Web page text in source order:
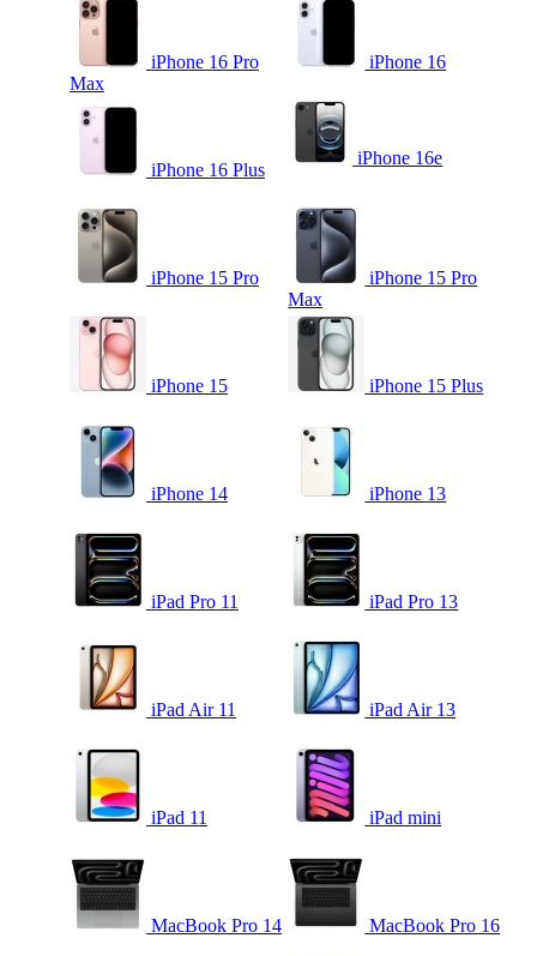
iPhone 16 Pro
Max
iPhone 16
iPhone 16 Plus
iPhone 16e
iPhone 15 Pro
iPhone 15 Pro
Max
iPhone 15 iPhone 15 Plus
iPhone 14 iPhone 13
iPad Pro 11 iPad Pro 13
iPad Air 11 iPad Air 13
iPad 11 iPad mini
MacBook Pro 14 MacBook Pro 16